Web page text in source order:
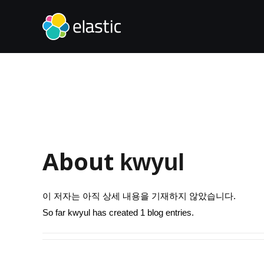
About kwyul
이 저자는 아직 상세 내용을 기재하지 않았습니다.
So far kwyul has created 1 blog entries.